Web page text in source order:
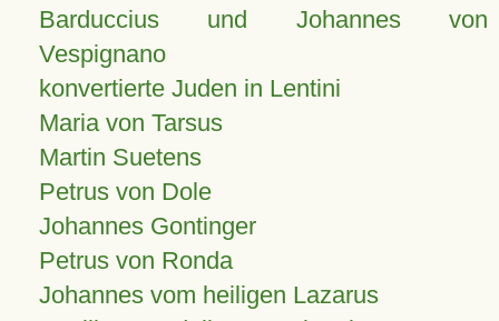
Barduccius und Johannes von
Vespignano
konvertierte Juden in Lentini
Maria von Tarsus
Martin Suetens
Petrus von Dole
Johannes Gontinger
Petrus von Ronda
Johannes vom heiligen Lazarus